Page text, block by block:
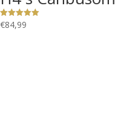
Hodnotenie
5.00
€84,99